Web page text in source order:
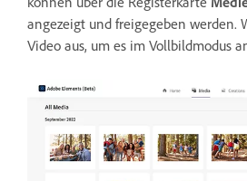
angezeigt und freigegeben werden.
Video aus, um es im Vollbildmodus